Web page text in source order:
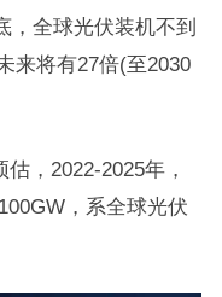
，全球光伏装机不到
来将有27倍(至2030
，2022-2025年，
，系全球光伏